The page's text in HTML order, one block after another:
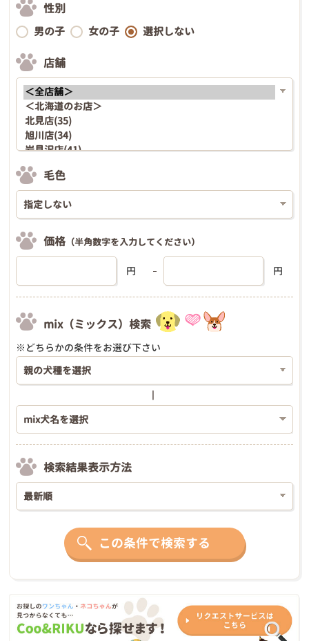
性別
男の子 女の子 選択しない
店舗
毛色
価格 （半角数字を入力してください）
円 円
mix（ミックス）検索
※どちらかの条件をお選び下さい
検索結果表示方法
この条件で検索する